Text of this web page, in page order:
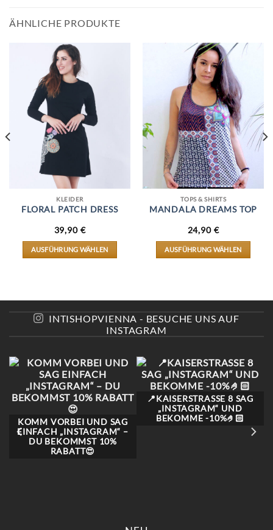
ÄHNLICHE PRODUKTE
KLEIDER
FLORAL PATCH DRESS
39,90 €
AUSFÜHRUNG WÄHLEN
VARIANTEN
DIE
OPTIONEN
DER
PRODUKTSEITE
GEWÄHLT
WERDEN
TOPS & SHIRTS
MANDALA DREAMS TOP
24,90 €
AUSFÜHRUNG WÄHLEN
VARIANTEN
DIE
DER
PRODUKTSEITE
GEWÄHLT
WERDEN
INTISHOPVIENNA - BESUCHE UNS AUF
INSTAGRAM
KOMM VORBEI UND SAG
EINFACH „INSTAGRAM“ –
DU BEKOMMST 10%
RABATT😍
📍KAISERSTRASSE 8 SAG „
INSTAGRAM“ UND B
EKOMME -10%🤌🏻